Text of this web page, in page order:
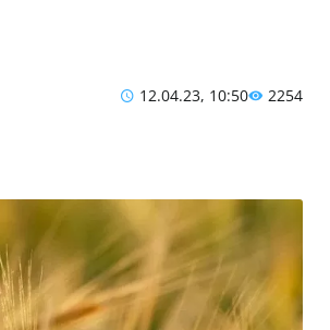
12.04.23, 10:50 2254